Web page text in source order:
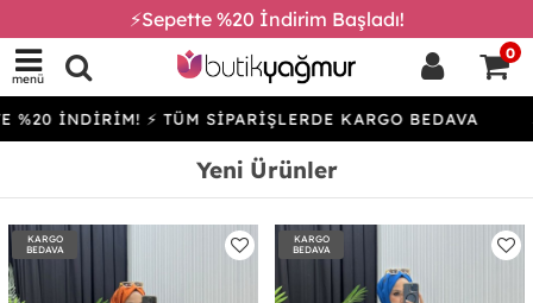
⚡Sepette %20 İndirim Başladı!
menü
0
⚡ TÜM SİPARİŞLERDE KARGO BEDAVA SEPETTE
Yeni Ürünler
KARGO
BEDAVA
KARGO
BEDAVA